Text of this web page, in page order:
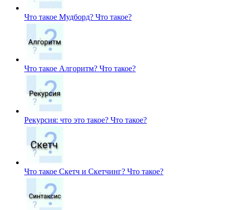
Что такое Мудборд? Что такое?
Что такое Алгоритм? Что такое?
Рекурсия: что это такое? Что такое?
Что такое Скетч и Скетчинг? Что такое?